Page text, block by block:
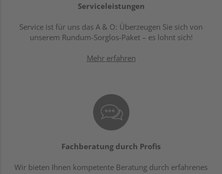
Serviceleistungen
Service ist für uns das A & O: Überzeugen Sie sich von
unserem Rundum-Sorglos-Paket – es lohnt sich!
Mehr erfahren
Fachberatung durch Profis
Wir bieten Ihnen kompetente Beratung durch erfahrenes